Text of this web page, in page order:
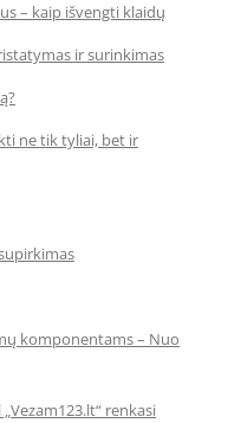
– kaip išvengti klaidų
ir surinkimas
ne tik tyliai, bet ir
komponentams – Nuo
renkasi